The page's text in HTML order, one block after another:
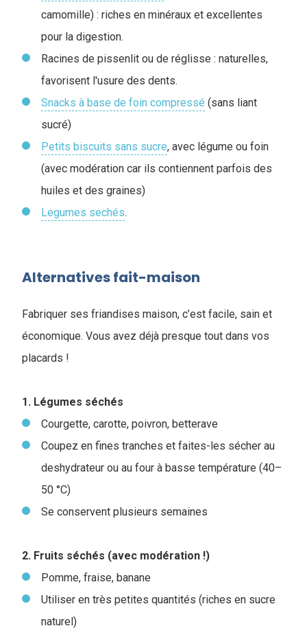
camomille) : riches en minéraux et excellentes
pour la digestion.
Racines de pissenlit ou de réglisse : naturelles,
favorisent l'usure des dents.
Snacks à base de foin compressé (sans liant
sucré)
Petits biscuits sans sucre, avec légume ou foin
(avec modération car ils contiennent parfois des
huiles et des graines)
Legumes sechés.
Alternatives fait-maison
Fabriquer ses friandises maison, c’est facile, sain et
économique. Vous avez déjà presque tout dans vos
placards !
1. Légumes séchés
Courgette, carotte, poivron, betterave
Coupez en fines tranches et faites-les sécher au
deshydrateur ou au four à basse température (40–
50 °C)
Se conservent plusieurs semaines
2. Fruits séchés (avec modération !)
Pomme, fraise, banane
Utiliser en très petites quantités (riches en sucre
naturel)